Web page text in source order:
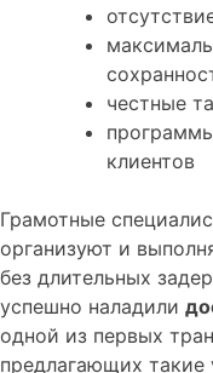
честные
клиентов
Грамотные
организуют и
без длительных
успешно наладили
одной из первых
предлагающих такие